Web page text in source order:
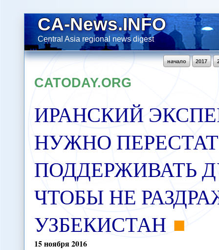
CA-News.INFO
Central Asia regional news digest
2017
начало
CATODAY.ORG
ИРАНСКИЙ
НУЖНО
ПОДДЕРЖИВАТЬ
ЧТОБЫ НЕ
УЗБЕКИСТАН
15ноября2016